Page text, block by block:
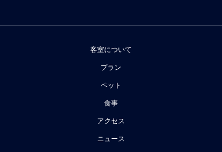
客室について
プラン
ペット
食事
アクセス
ニュース